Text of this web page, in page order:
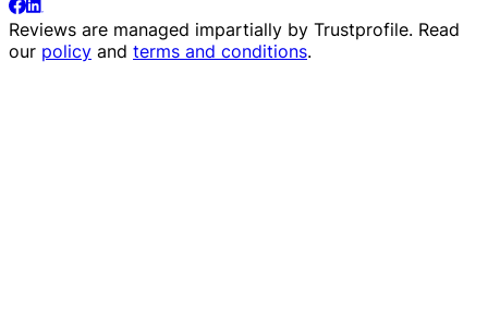
Reviews are managed impartially by Trustprofile. Read
our policy and terms and conditions.